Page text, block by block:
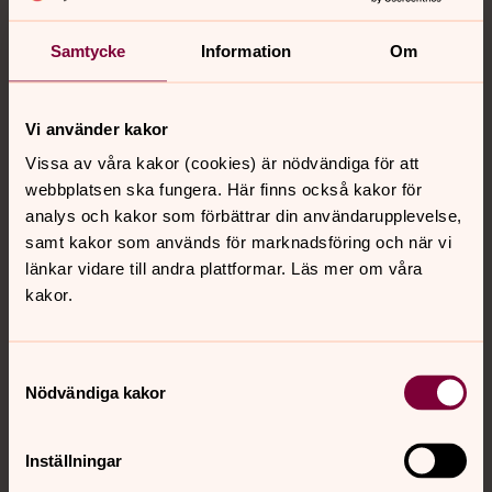
Samtycke Information Om
Vi använder kakor
Vissa av våra kakor (cookies) är nödvändiga för att
webbplatsen ska fungera. Här finns också kakor för
analys och kakor som förbättrar din användarupplevelse,
samt kakor som används för marknadsföring och när vi
länkar vidare till andra plattformar. Läs mer om våra
kakor.
Nödvändiga kakor
Inställningar
Be en bön, tänd ett ljus
På bönewebben kan du be en bön eller
Till bönewebben